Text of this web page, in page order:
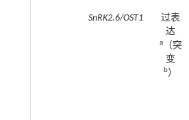
SnRK2.6/OST1
过表
达
a（突
变
b）